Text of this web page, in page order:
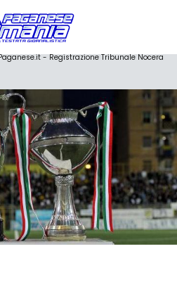
- Registrazione Tribunale Nocera